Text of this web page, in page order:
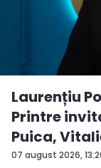
07 august 2026,
Laurențiu
Printre
Puica,
P...